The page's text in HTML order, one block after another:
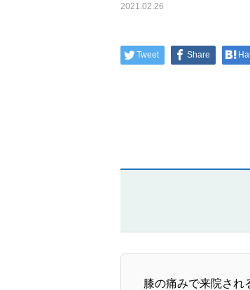
2021.02.26
Tweet Share
膝の痛みで来院され